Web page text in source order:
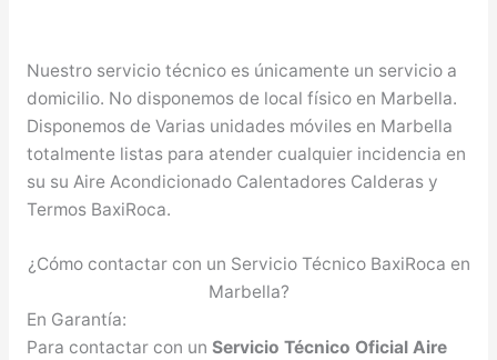
Nuestro servicio técnico es únicamente un servicio a
domicilio. No disponemos de local físico en Marbella.
Disponemos de Varias unidades móviles en Marbella
totalmente listas para atender cualquier incidencia en
su su Aire Acondicionado Calentadores Calderas y
Termos BaxiRoca.
¿Cómo contactar con un Servicio Técnico BaxiRoca en
Marbella?
En Garantía:
Para contactar con un Servicio Técnico Oficial Aire